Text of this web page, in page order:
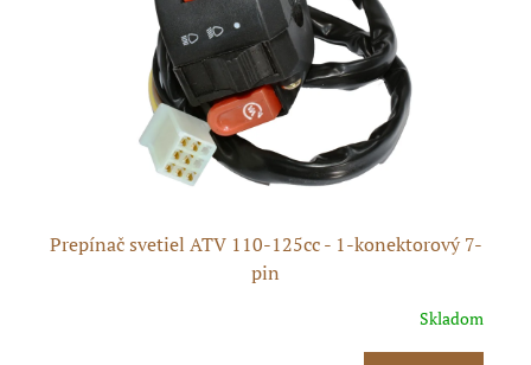
Prepínač svetiel ATV 110-125cc - 1-konektorový 7-
pin
Skladom